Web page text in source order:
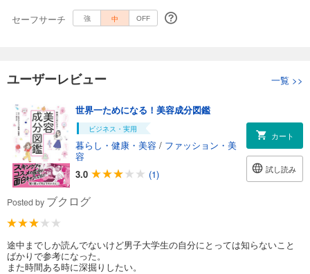
セーフサーチ
強 中 OFF
ユーザーレビュー 一覧 >>
世界一ためになる！美容成分図鑑
ビジネス・実用
暮らし・健康・美容 / ファッション・美
容
3.0
(1)
カート
試し読み
Posted by ブクログ
途中までしか読んでないけど男子大学生の自分にとっては知らないこと
ばかりで参考になった。
また時間ある時に深掘りしたい。